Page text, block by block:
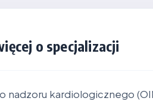
o specjalizacji
nadzoru kardiologicznego